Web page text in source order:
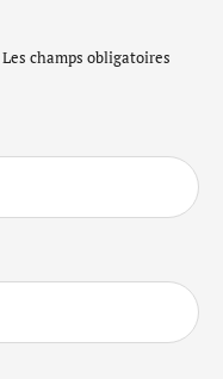
Les champs obligatoires